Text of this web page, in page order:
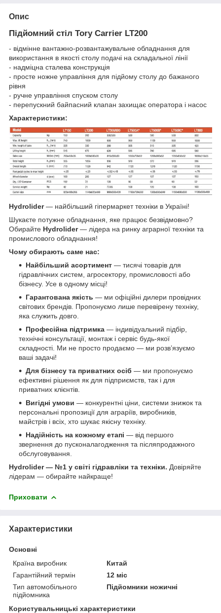
Опис
Підйомний стіл Tory Carrier LT200
- відмінне вантажно-розвантажувальне обладнання для
використання в якості столу подачі на складальної лінії
- надміцна сталева конструкція
- просте ножне управління для підйому столу до бажаного
рівня
- ручне управління спуском столу
- перепускний байпасний клапан захищає оператора і насос
Характеристики:
Hydrolider— найбільший гіпермаркет техніки в Україні!
Шукаєте потужне обладнання, яке працює безвідмовно?
Обирайте Hydrolider— лідера на ринку аграрної техніки та
промислового обладнання!
Чому обирають саме нас:
Найбільший асортимент — тисячі товарів для
гідравлічних систем, агросектору, промисловості або
бізнесу. Усе в одному місці!
Гарантована якість — ми офіційні дилери провідних
світових брендів. Пропонуємо лише перевірену техніку,
яка служить довго.
Професійна підтримка — індивідуальний підбір,
технічні консультації, монтаж і сервіс будь-якої
складності. Ми не просто продаємо — ми розв’язуємо
ваші задачі!
Для бізнесу та приватних осіб — ми пропонуємо
ефективні рішення як для підприємств, так і для
приватних клієнтів.
Вигідні умови — конкурентні ціни, системи знижок та
персональні пропозиції для аграріїв, виробників,
майстрів і всіх, хто шукає якісну техніку.
Надійність на кожному етапі — від першого
звернення до пусконалагодження та післяпродажного
обслуговування.
Hydrolider — №1 у світі гідравліки та техніки. Довіряйте
лідерам — обирайте найкраще!
Приховати
Характеристики
Основні
Країна виробник
Китай
Гарантійний термін
12 міс
Тип автомобільного
підйомника
Підйомники ножичні
Користувальницькі характеристики